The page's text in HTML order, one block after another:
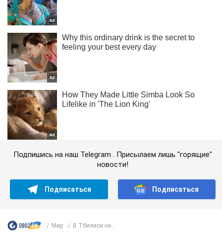
Подпишись на наш Telegram . Присылаем лишь "горящие"
новости!
Подписаться Подписаться
Мир В Тбилиси не...